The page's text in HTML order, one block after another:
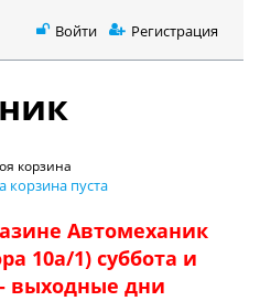
Войти Регистрация
корзина
корзина пуста
Автомеханик
10а/1) суббота и
выходные дни